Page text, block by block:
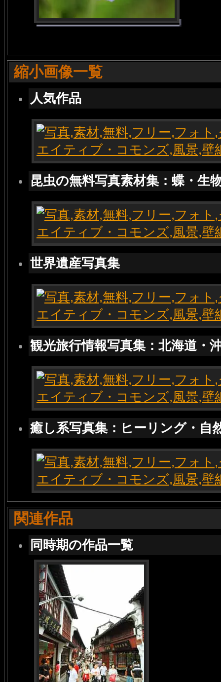
縮小画像一覧
人気作品
昆虫の無料写真素材集：蝶・生
世界遺産写真集
観光旅行情報写真集：北海道・
癒し系写真集：ヒーリング・自
関連作品
同時期の作品一覧